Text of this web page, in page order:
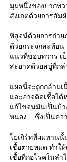
มุมหนึ่งของปากท
สังเกตด้วยการสั
พิสูจน์ด้วยการถ่าย
ด้วยกระจกสะท้อน
นวที่ขอบทวาร เ
สะอาดด้วยสบู่ที่ก
ผลนี้จะถูกกล้ามเ
ละอาจติดเชื้อได้
ก้ไขจนมันเป็นบ้า
หนอง... ซึ่งเป็นคว
เกิร์ทที่ผมทานนั้น
เชื้อตายหมด ทำใ
เชื้อที่ก่อโรคในลำ